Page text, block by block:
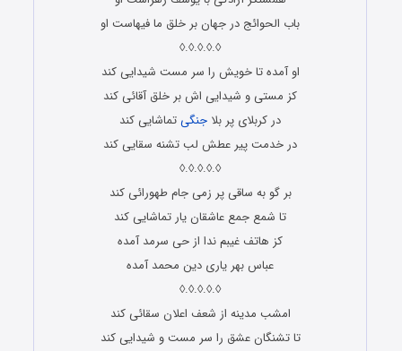
باب الحوائج در جهان بر خلق ما فیهاست او
◊.◊.◊.◊.◊
او آمده تا خویش را سر مست شیدایی کند
کز مستی و شیدایی اش بر خلق آقائی کند
در کربلای پر بلا جنگیتماشایی کند
در خدمت پیر عطش لب تشنه سقایی کند
◊.◊.◊.◊.◊
بر گو به ساقی پر زمی جام طهورائی کند
تا شمع جمع عاشقان یار تماشایی کند
کز هاتف غیبم ندا از حی سرمد آمده
عباس بهر یاری دین محمد آمده
◊.◊.◊.◊.◊
امشب مدینه از شعف اعلان سقائی کند
تا تشنگان عشق را سر مست و شیدایی کند